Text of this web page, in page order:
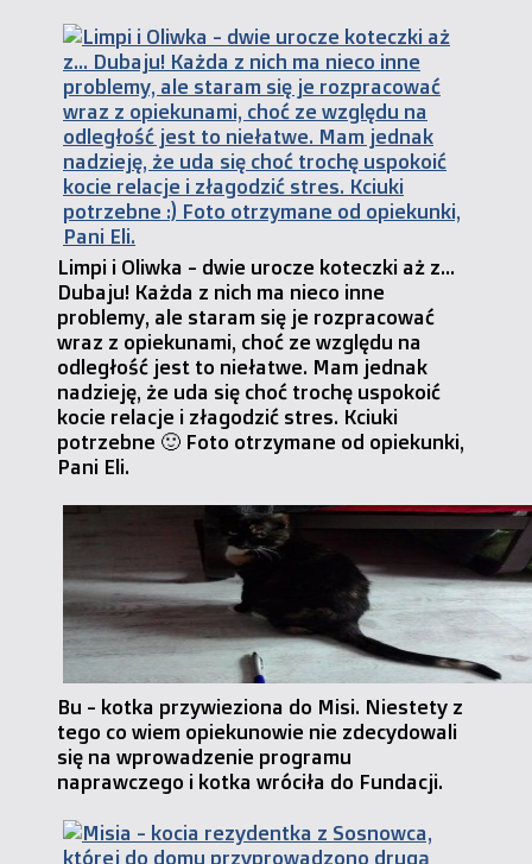
Limpi i Oliwka - dwie urocze koteczki aż z...
Dubaju! Każda z nich ma nieco inne
problemy, ale staram się je rozpracować
wraz z opiekunami, choć ze względu na
odległość jest to niełatwe. Mam jednak
nadzieję, że uda się choć trochę uspokoić
kocie relacje i złagodzić stres. Kciuki
potrzebne 🙂 Foto otrzymane od opiekunki,
Pani Eli.
Bu - kotka przywieziona do Misi. Niestety z
tego co wiem opiekunowie nie zdecydowali
się na wprowadzenie programu
naprawczego i kotka wróciła do Fundacji.